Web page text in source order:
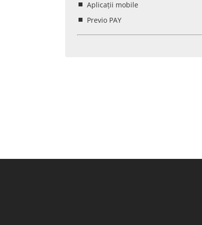
Aplicații mobile
Previo PAY